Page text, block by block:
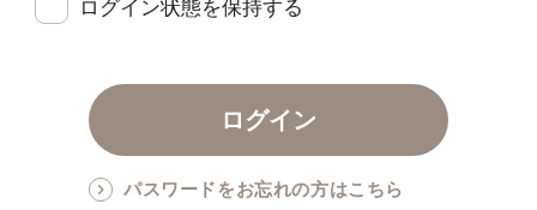
ログイン状態を保持する
パスワードをお忘れの方はこちら